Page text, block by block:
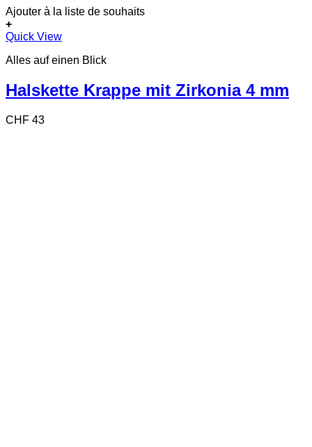
Ajouter à la liste de souhaits
+
Quick View
Alles auf einen Blick
Halskette Krappe mit Zirkonia 4 mm
CHF 43